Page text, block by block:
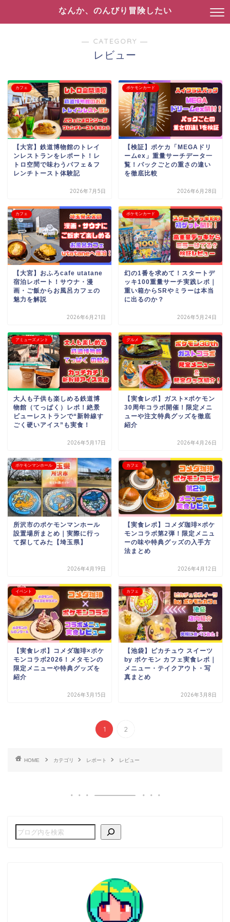
なんか、のんびり冒険したい
― CATEGORY ―
レビュー
カフェ
【大宮】鉄道博物館のトレイ
ンレストランをレポート！レ
トロ空間で味わうパフェ＆フ
レンチトースト体験記
2026年7月5日
ポケモンカード
【検証】ポケカ「MEGAドリ
ームex」重量サーチデータ一
覧！パックごとの重さの違い
を徹底比較
2026年6月28日
カフェ
【大宮】おふろcafe utatane
宿泊レポート！サウナ・漫
画・ご飯からお風呂カフェの
魅力を解説
2026年6月21日
ポケモンカード
幻の1番を求めて！スタートデ
ッキ100重量サーチ実践レポ｜
重い箱からSRやミラーは本当
に出るのか？
2026年5月24日
アミューズメント
大人も子供も楽しめる鉄道博
物館（てっぱく）レポ！絶景
ビューレストランで“新幹線す
ごく硬いアイス”も実食！
2026年5月17日
グルメ
【実食レポ】ガスト×ポケモン
30周年コラボ開催！限定メニ
ューや注文特典グッズを徹底
紹介
2026年4月26日
ポケモンマンホール
所沢市のポケモンマンホール
設置場所まとめ｜実際に行っ
て探してみた【埼玉県】
2026年4月19日
カフェ
【実食レポ】コメダ珈琲×ポケ
モンコラボ第2弾！限定メニュ
ーの味や特典グッズの入手方
法まとめ
2026年4月12日
イベント
【実食レポ】コメダ珈琲×ポケ
モンコラボ2026！メタモンの
限定メニューや特典グッズを
紹介
2026年3月15日
カフェ
【池袋】ピカチュウ スイーツ
by ポケモン カフェ実食レポ｜
メニュー・テイクアウト・写
真まとめ
2026年3月8日
1 2
HOME カテゴリ レポート レビュー